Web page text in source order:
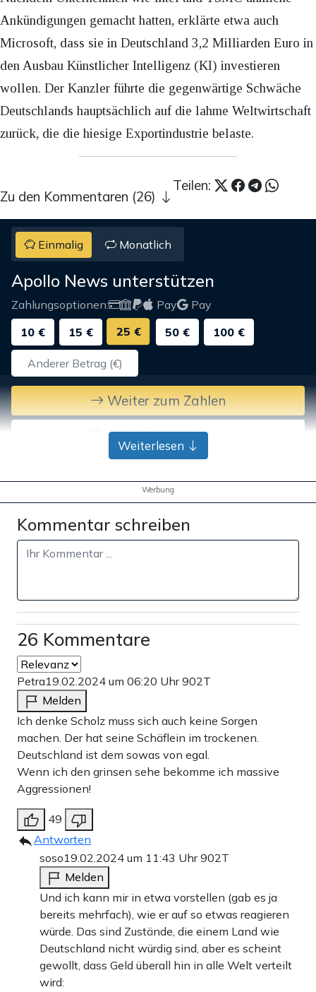
Ankündigungen gemacht hatten, erklärte etwa auch
Microsoft, dass sie in Deutschland 3,2 Milliarden Euro in
den Ausbau Künstlicher Intelligenz (KI) investieren
wollen. Der Kanzler führte die gegenwärtige Schwäche
Deutschlands hauptsächlich auf die lahme Weltwirtschaft
zurück, die die hiesige Exportindustrie belaste.
Teilen:
Zu den Kommentaren (26)
Einmalig Monatlich
Apollo News unterstützen
Zahlungsoptionen: Pay
Pay
10 €
15 € 25 € 50 € 100 €
Weiter zum Zahlen
Bank-Überweisung
Weiterlesen
Werbung
Kommentar schreiben
26 Kommentare
Petra19.02.2024 um 06:20 Uhr902T
Melden
Ich denke Scholz muss sich auch keine Sorgen
machen. Der hat seine Schäflein im trockenen.
Deutschland ist dem sowas von egal.
Wenn ich den grinsen sehe bekomme ich massive
Aggressionen!
49
Antworten
soso19.02.2024 um 11:43 Uhr902T
Melden
Und ich kann mir in etwa vorstellen (gab es ja
bereits mehrfach), wie er auf so etwas reagieren
würde. Das sind Zustände, die einem Land wie
Deutschland nicht würdig sind, aber es scheint
gewollt, dass Geld überall hin in alle Welt verteilt
wird: